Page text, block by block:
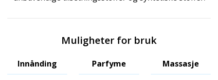
Muligheter for bruk
Innånding Parfyme Massasje